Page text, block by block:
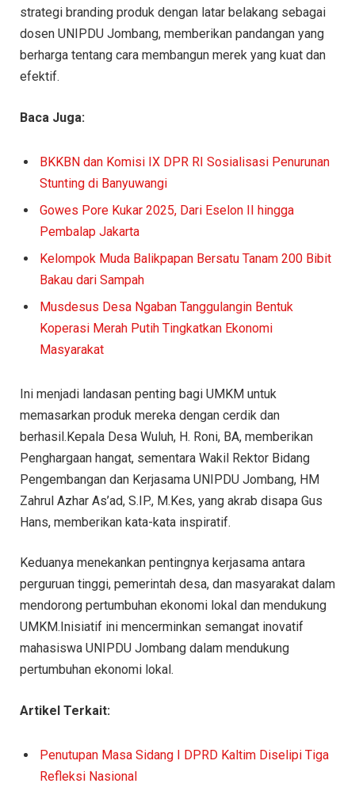
strategi branding produk dengan latar belakang sebagai
dosen UNIPDU Jombang, memberikan pandangan yang
berharga tentang cara membangun merek yang kuat dan
efektif.
Baca Juga:
BKKBN dan Komisi IX DPR RI Sosialisasi Penurunan
Stunting di Banyuwangi
Gowes Pore Kukar 2025, Dari Eselon II hingga
Pembalap Jakarta
Kelompok Muda Balikpapan Bersatu Tanam 200 Bibit
Bakau dari Sampah
Musdesus Desa Ngaban Tanggulangin Bentuk
Koperasi Merah Putih Tingkatkan Ekonomi
Masyarakat
Ini menjadi landasan penting bagi UMKM untuk
memasarkan produk mereka dengan cerdik dan
berhasil.Kepala Desa Wuluh, H. Roni, BA, memberikan
Penghargaan hangat, sementara Wakil Rektor Bidang
Pengembangan dan Kerjasama UNIPDU Jombang, HM
Zahrul Azhar As’ad, S.IP., M.Kes, yang akrab disapa Gus
Hans, memberikan kata-kata inspiratif.
Keduanya menekankan pentingnya kerjasama antara
perguruan tinggi, pemerintah desa, dan masyarakat dalam
mendorong pertumbuhan ekonomi lokal dan mendukung
UMKM.Inisiatif ini mencerminkan semangat inovatif
mahasiswa UNIPDU Jombang dalam mendukung
pertumbuhan ekonomi lokal.
Artikel Terkait:
Penutupan Masa Sidang I DPRD Kaltim Diselipi Tiga
Refleksi Nasional